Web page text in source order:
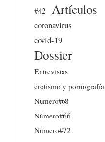
#42
Artículos
coronavirus
covid-19
Dossier
Entrevistas
erotismo y pornografía
Numero#68
Número#66
Número#72